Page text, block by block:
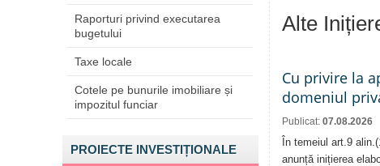
Raporturi privind executarea
bugetului
Taxe locale
Cotele pe bunurile imobiliare și
impozitul funciar
PROIECTE INVESTIȚIONALE
Alte
Cu privire la
domeniul
Publicat: 07.08.2026
În temeiul art.9
anunță inițierea